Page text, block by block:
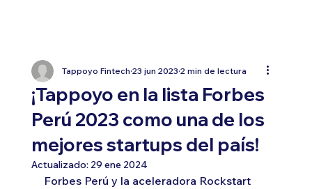
¡Tappoyo en la lista Forbes
Perú 2023 como una de los
mejores startups del país!
Tappoyo Fintech 23 jun 2023 2 min de lectura
Actualizado: 29 ene 2024
Forbes Perú y la aceleradora Rockstart